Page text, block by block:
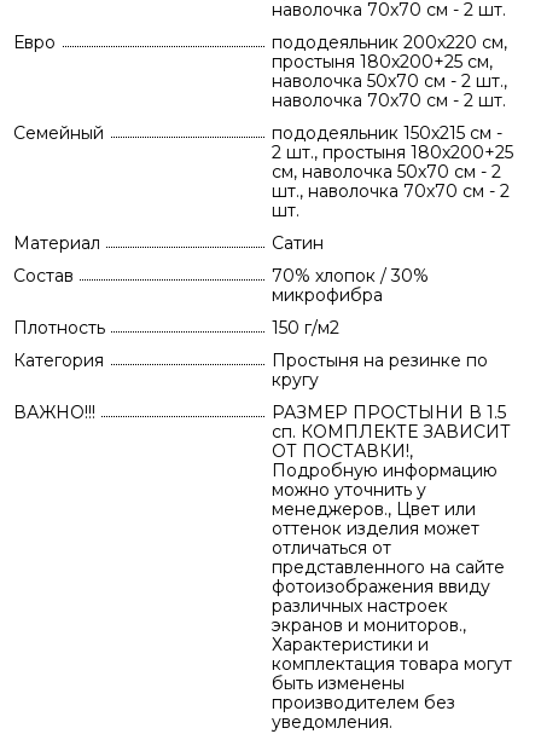
наволочка 70х70 см - 2 шт.
Евро
пододеяльник 200х220 см,
простыня 180х200+25 см,
наволочка 50х70 см - 2 шт.,
наволочка 70х70 см - 2 шт.
Семейный
пододеяльник 150х215 см -
2 шт., простыня 180х200+25
см, наволочка 50х70 см - 2
шт., наволочка 70х70 см - 2
шт.
Материал
Сатин
Состав
70% хлопок / 30%
микрофибра
Плотность
150 г/м2
Категория
Простыня на резинке по
кругу
ВАЖНО!!!
РАЗМЕР ПРОСТЫНИ В 1.5
сп. КОМПЛЕКТЕ ЗАВИСИТ
ОТ ПОСТАВКИ!,
Подробную информацию
можно уточнить у
менеджеров., Цвет или
оттенок изделия может
отличаться от
представленного на сайте
фотоизображения ввиду
различных настроек
экранов и мониторов.,
Характеристики и
комплектация товара могут
быть изменены
производителем без
уведомления.